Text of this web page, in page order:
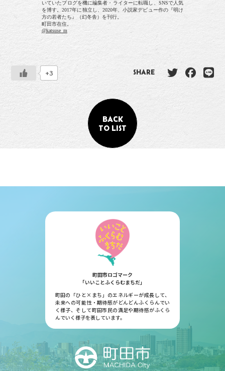
いていたブログを機に編集者・ライターに転職し、SNSで人気
を博す。2017年に独立し、2020年、小説家デビュー作の『明け
方の若者たち』（幻冬舎）を刊行。
町田市在住。
@katsuse_m
+3 SHARE
BACK
TO LIST
町田市ロゴマーク
「いいことふくらむまちだ」
町田の「ひと×まち」のエネルギーが成長して、
未来への可能性・期待感がどんどんふくらんでい
く様子、そして町田市民の満足や期待感がふくら
んでいく様子を表しています。